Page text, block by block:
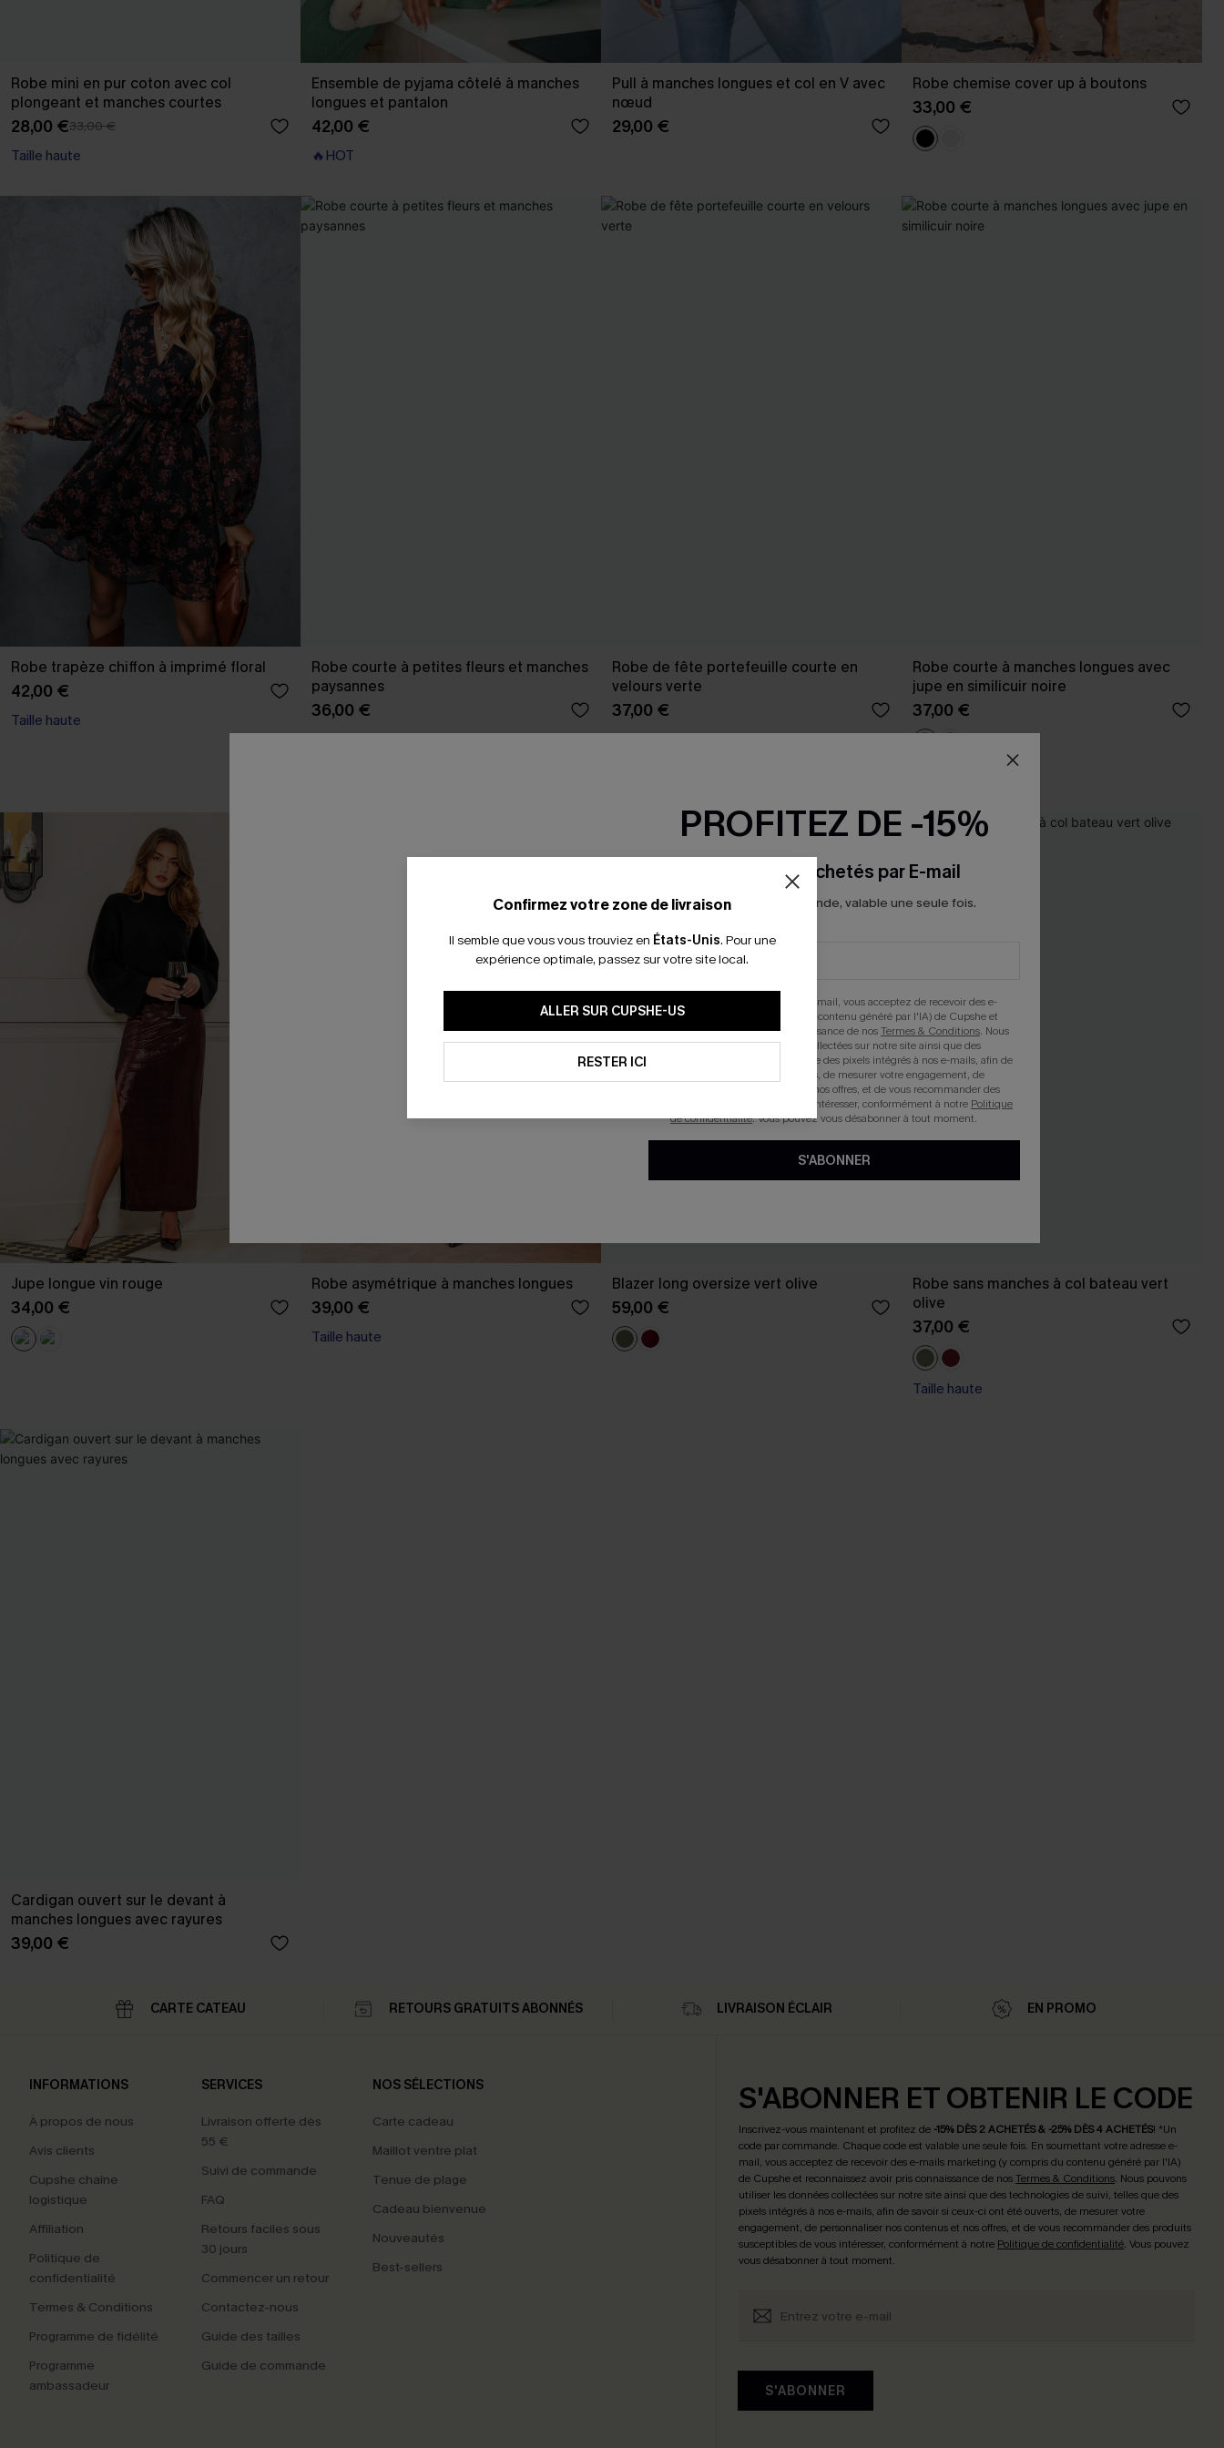
Robe mini en pur coton avec col
plongeant et manches courtes
28,00 €33,00 €
Taille haute
Ensemble de pyjama côtelé à manches
longues et pantalon
42,00 €
🔥HOT
Pull à manches longues et col en V avec
nœud
29,00 €
Robe chemise cover up à boutons
33,00 €
Robe trapèze chiffon à imprimé floral
42,00 €
Taille haute
Robe courte à petites fleurs et manches
paysannes
36,00 €
Robe de fête portefeuille courte en
velours verte
37,00 €
Robe courte à manches longues avec
jupe en similicuir noire
37,00 €
Jupe longue vin rouge
34,00 €
Robe asymétrique à manches longues
39,00 €
Taille haute
Blazer long oversize vert olive
59,00 €
Robe sans manches à col bateau vert
olive
37,00 €
Taille haute
Cardigan ouvert sur le devant à
manches longues avec rayures
39,00 €
Confirmez votre zone de livraison
Il semble que vous vous trouviez en États-Unis. Pour une
expérience optimale, passez sur votre site local.
ALLER SUR CUPSHE-US
RESTER ICI
CARTE CATEAU RETOURS GRATUITS ABONNÉS LIVRAISON ÉCLAIR EN PROMO
INFORMATIONS
À propos de nous
Avis clients
Cupshe chaîne
logistique
Affiliation
Politique de
confidentialité
Termes & Conditions
Programme de fidélité
Programme
ambassadeur
SERVICES
Livraison offerte dès
55 €
Suivi de commande
FAQ
Retours faciles sous
30 jours
Commencer un retour
Contactez-nous
Guide des tailles
Guide de commande
NOS SÉLECTIONS
Carte cadeau
Maillot ventre plat
Tenue de plage
Cadeau bienvenue
Nouveautés
Best-sellers
S'ABONNER ET OBTENIR LE CODE
Inscrivez-vous maintenant et profitez de -15% DÈS 2 ACHETÉS & -25% DÈS 4 ACHETÉS! *Un
code par commande. Chaque code est valable une seule fois. En soumettant votre adresse e-
mail, vous acceptez de recevoir des e-mails marketing (y compris du contenu généré par l'IA)
de Cupshe et reconnaissez avoir pris connaissance de nosTermes & Conditions. Nous pouvons
utiliser les données collectées sur notre site ainsi que des technologies de suivi, telles que des
pixels intégrés à nos e-mails, afin de savoir si ceux-ci ont été ouverts, de mesurer votre
engagement, de personnaliser nos contenus et nos offres, et de vous recommander des produits
susceptibles de vous intéresser, conformément à notre Politique de confidentialité. Vous pouvez
vous désabonner à tout moment.
S'ABONNER
PROFITEZ DE -15%
-15% dès 2 Achetés par E-mail
*Un code par commande, valable une seule fois.
En soumettant votre adresse e-mail, vous acceptez de recevoir des e-
mails marketing (y compris du contenu généré par l'IA) de Cupshe et
reconnaissez avoir pris connaissance de nosTermes & Conditions. Nous
pouvons utiliser les données collectées sur notre site ainsi que des
technologies de suivi, telles que des pixels intégrés à nos e-mails, afin de
savoir si ceux-ci ont été ouverts, de mesurer votre engagement, de
personnaliser nos contenus et nos offres, et de vous recommander des
produits susceptibles de vous intéresser, conformément à notre Politique
de confidentialité. Vous pouvez vous désabonner à tout moment.
S'ABONNER